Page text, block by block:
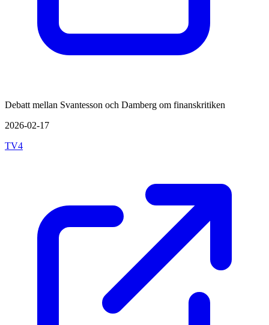
Debatt mellan Svantesson och Damberg om finanskritiken
2026-02-17
TV4